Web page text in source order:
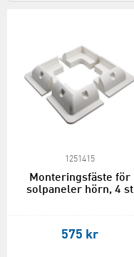
1251415
Monteringsfäste för
solpaneler hörn, 4 st
575 kr